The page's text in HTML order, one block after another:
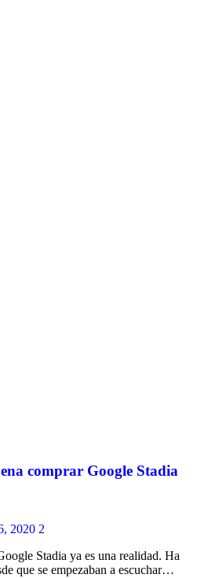
comprar Google Stadia
2020 2
Stadia ya es una realidad. Ha
que se empezaban a escuchar…